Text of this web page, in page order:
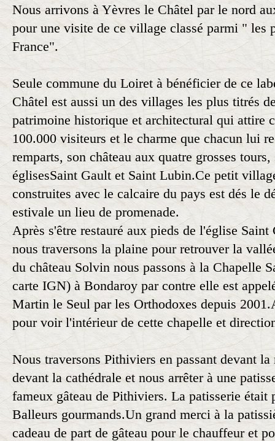
Nous arrivons à Yèvres le Châtel par le nord
pour une visite de ce village classé parmi " les
France".
Seule commune du Loiret à bénéficier de ce
Châtel est aussi un des villages les plus titrés
patrimoine historique et architectural qui attire
100.000 visiteurs et le charme que chacun lui
remparts, son château aux quatre grosses
églisesSaint Gault et Saint Lubin.Ce petit
construites avec le calcaire du pays est dés le
estivale un lieu de promenade.
Après s'être restauré aux pieds de l'église
nous traversons la plaine pour retrouver la
du château Solvin nous passons à la Chapelle
carte IGN) à Bondaroy par contre elle est
Martin le Seul par les Orthodoxes depuis
pour voir l'intérieur de cette chapelle et
Nous traversons Pithiviers en passant devant
devant la cathédrale et nous arrêter à une
fameux gâteau de Pithiviers. La patisserie était
Balleurs gourmands.Un grand merci à la
cadeau de part de gâteau pour le chauffeur et